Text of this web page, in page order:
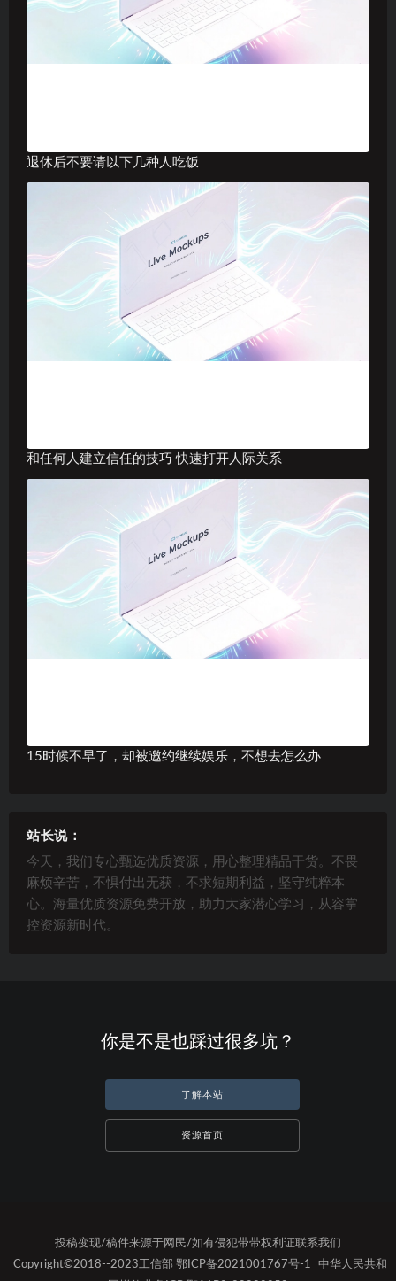
退休后不要请以下几种人吃饭
和任何人建立信任的技巧 快速打开人际关系
15时候不早了，却被邀约继续娱乐，不想去怎么办
站长说：
今天，我们专心甄选优质资源，用心整理精品干货。不畏
麻烦辛苦，不惧付出无获，不求短期利益，坚守纯粹本
心。海量优质资源免费开放，助力大家潜心学习，从容掌
控资源新时代。
你是不是也踩过很多坑？
了解本站
资源首页
投稿变现/稿件来源于网民/如有侵犯带带权利证联系我们
Copyright©2018--2023工信部 鄂ICP备2021001767号-1
中华人民共和